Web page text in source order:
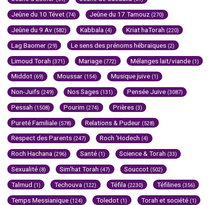
Jeûne du 10 Tévet (74) Jeûne du 17 Tamouz (270)
Jeûne du 9 Av (582) Kabbala (4) Kriat haTorah (220)
Lag Baomer (29) Le sens des prénoms hébraïques (2)
Limoud Torah (371) Mariage (772) Mélanges lait/viande (1)
Middot (69) Moussar (154) Musique juive (1)
Non-Juifs (249) Nos Sages (131) Pensée Juive (3087)
Pessah (1508) Pourim (274) Prières (3)
Pureté Familiale (578) Relations & Pudeur (528)
Respect des Parents (247) Roch 'Hodech (4)
Roch Hachana (296) Santé (1) Science & Torah (33)
Sexualité (8) Sim'hat Torah (47) Souccot (502)
Talmud (1) Techouva (122) Téfila (2230) Téfilines (356)
Temps Messianique (124) Toledot (1) Torah et société (1)